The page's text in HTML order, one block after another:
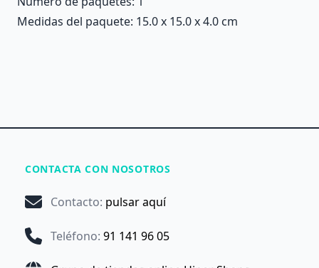
Medidas del paquete: 15.0 x 15.0 x 4.0 cm
CONTACTA CON NOSOTROS
Contacto: pulsar aquí
Teléfono: 91 141 96 05